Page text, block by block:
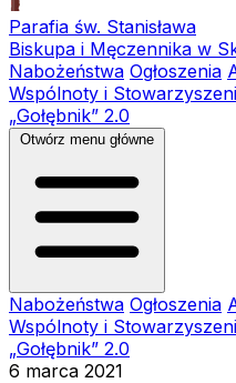
Parafia św. Stanisława
Biskupa i Męczennika w
Nabożeństwa Ogłoszenia
Wspólnoty i
„Gołębnik” 2.0
Otwórz menu główne
Nabożeństwa Ogłoszenia
Wspólnoty i
„Gołębnik” 2.0
6 marca 2021